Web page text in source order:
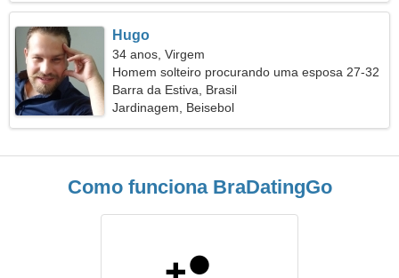
Hugo
34 anos, Virgem
Homem solteiro procurando uma esposa 27-32
Barra da Estiva, Brasil
Jardinagem, Beisebol
Como funciona BraDatingGo